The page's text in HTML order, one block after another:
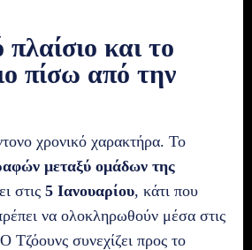
πλαίσιο και το
πίσω από την
χρονικό χαρακτήρα. Το
μεταξύ ομάδων της
στις 5 Ιανουαρίου, κάτι που
να ολοκληρωθούν μέσα στις
Τζόουνς συνεχίζει προς το